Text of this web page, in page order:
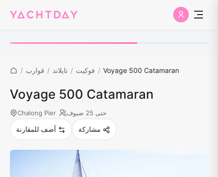
/ قوارب / تايلاند / فوكيت / Voyage 500 Catamaran
Voyage 500 Catamaran
Chalong Pier حتى 25 ضيوف
أضف للمقارنة مشاركة